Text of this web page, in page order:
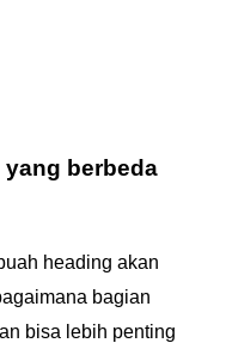
berbeda
heading akan
bagian
bisa lebih penting